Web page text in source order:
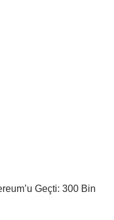
Geçti: 300 Bin